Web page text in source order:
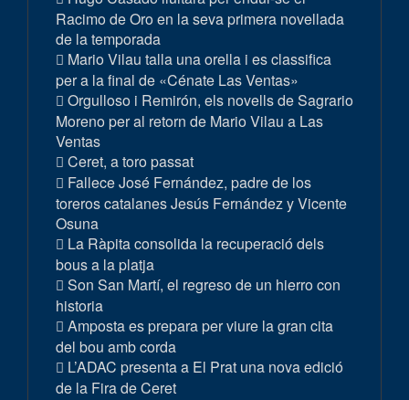
Racimo de Oro en la seva primera novellada
de la temporada
Mario Vilau talla una orella i es classifica
per a la final de «Cénate Las Ventas»
Orgulloso i Remirón, els novells de Sagrario
Moreno per al retorn de Mario Vilau a Las
Ventas
Ceret, a toro passat
Fallece José Fernández, padre de los
toreros catalanes Jesús Fernández y Vicente
Osuna
La Ràpita consolida la recuperació dels
bous a la platja
Son San Martí, el regreso de un hierro con
historia
Amposta es prepara per viure la gran cita
del bou amb corda
L’ADAC presenta a El Prat una nova edició
de la Fira de Ceret